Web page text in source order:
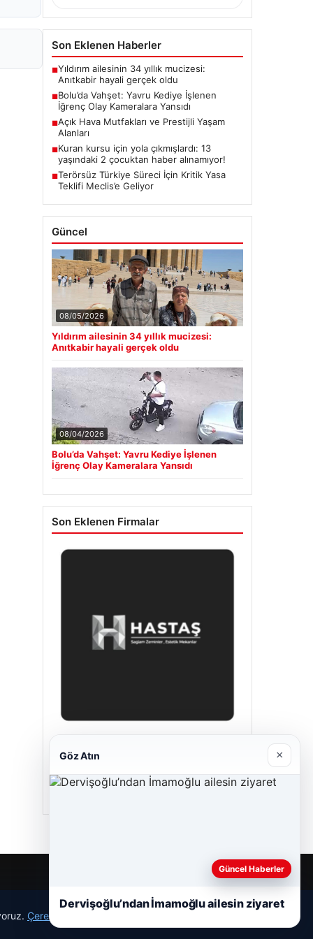
Son Eklenen Haberler
■Yıldırım ailesinin 34 yıllık mucizesi:
Anıtkabir hayali gerçek oldu
■Bolu’da Vahşet: Yavru Kediye İşlenen
İğrenç Olay Kameralara Yansıdı
■Açık Hava Mutfakları ve Prestijli Yaşam
Alanları
■Kuran kursu için yola çıkmışlardı: 13
yaşındaki 2 çocuktan haber alınamıyor!
■Terörsüz Türkiye Süreci İçin Kritik Yasa
Teklifi Meclis’e Geliyor
Güncel
08/05/2026
Yıldırım ailesinin 34 yıllık mucizesi:
Anıtkabir hayali gerçek oldu
08/04/2026
Bolu’da Vahşet: Yavru Kediye İşlenen
İğrenç Olay Kameralara Yansıdı
Son Eklenen Firmalar
05/26/2026
Çerez Politikamız
Göz Atın ×
Güncel Haberler
Dervişoğlu’ndan İmamoğlu ailesin ziyaret